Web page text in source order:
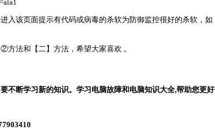
入该页面提示有代码或病毒的杀软为防御监控很好的杀软，如
法和【二】方法，希望大家喜欢 。
不断学习新的知识。学习电脑故障和电脑知识大全,帮助您更好